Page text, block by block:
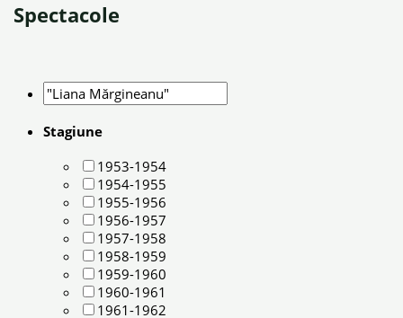
Spectacole
Stagiune
1953-1954
1954-1955
1955-1956
1956-1957
1957-1958
1958-1959
1959-1960
1960-1961
1961-1962